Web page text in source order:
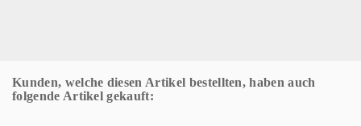
Kunden, welche diesen Artikel bestellten, haben auch
folgende Artikel gekauft: